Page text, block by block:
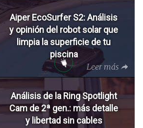
Aiper EcoSurfer S2: Análisis
y opinión del robot solar que
limpia la superficie de tu
piscina
Leer más
Análisis de la Ring Spotlight
Cam de 2ª gen.: más detalle
y libertad sin cables